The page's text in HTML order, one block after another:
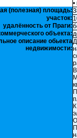
(полезная) площадь:
участок:
удалённость от Праги:
объекта:
описание обьекта
недвижимости: